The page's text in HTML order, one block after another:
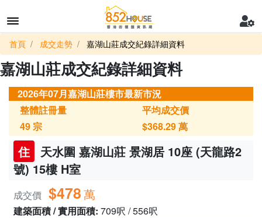
首頁 成交走勢 嘉湖山莊成交紀錄詳細資料
嘉湖山莊成交紀錄詳細資料
2026年07月嘉湖山莊樓市最新市況
整體註冊量
49宗
平均成交價
$368.29萬
住
天水圍 嘉湖山莊 景湖居 10座 (天龍路2
號) 15樓 H室
成交價 $478萬
建築面積 / 實用面積: 709呎 / 556呎